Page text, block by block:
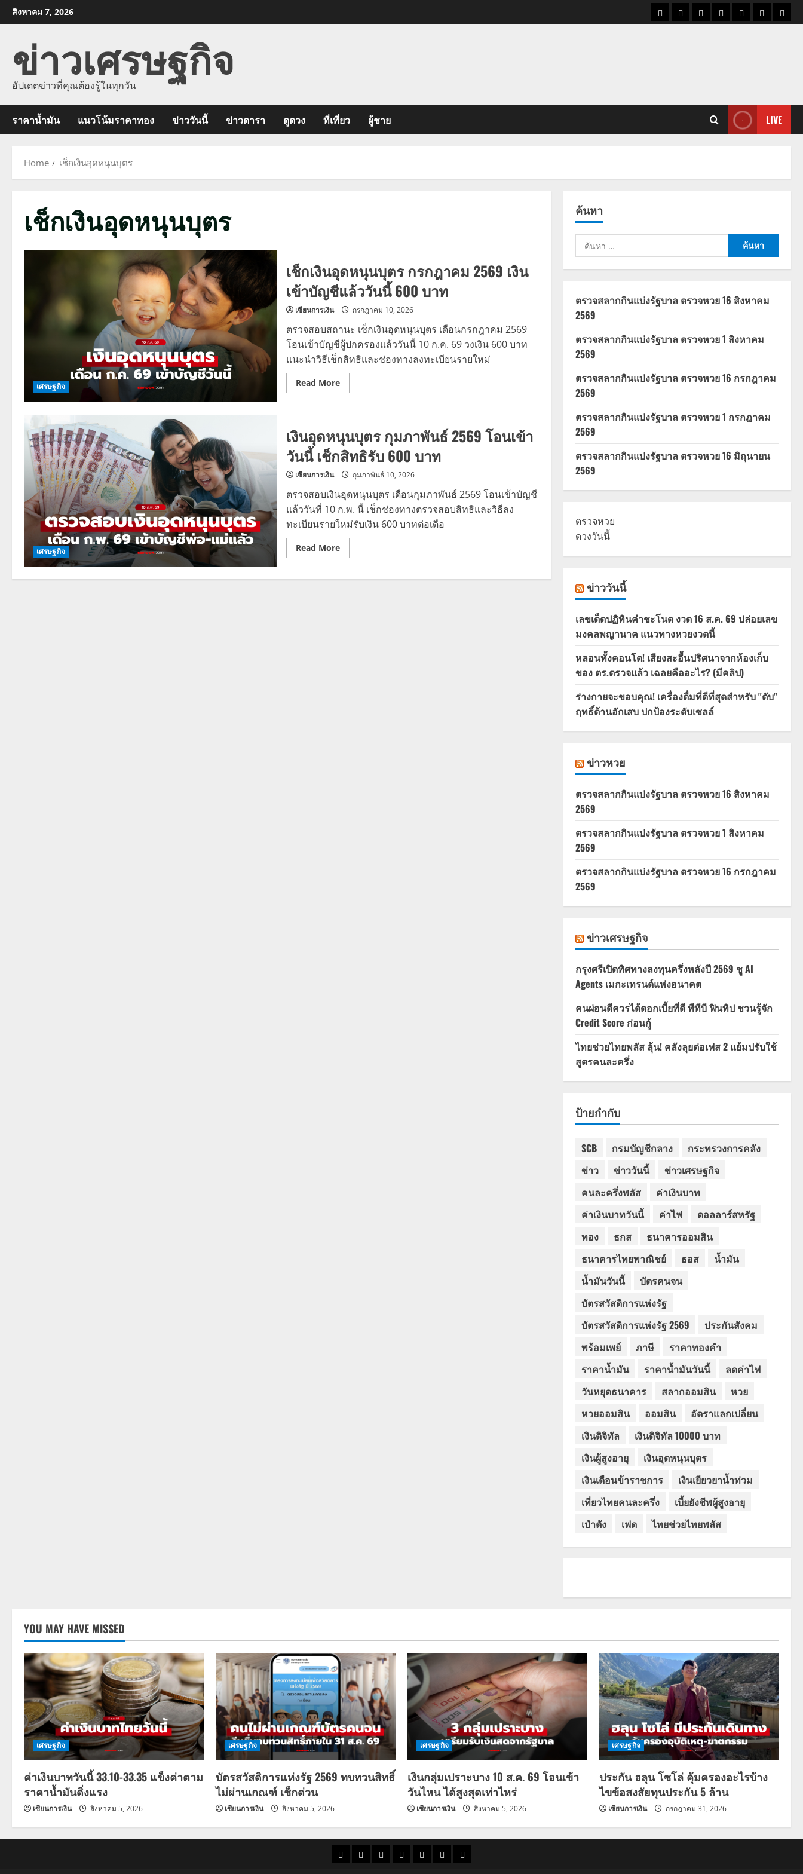
Skip
to
สิงหาคม 7, 2026
ราคาแนว
ข่าว
ข่าว
ดูด
ที่
ผู้ชา
ข่าวเศรษฐกิจ
อัปเดตข่าวที่คุณต้องรู้ในทุกวัน
ราคาน้ำมัน แนวโน้มราคาทอง ข่าววันนี้ ข่าวดารา ดูดวง ที่เที่ยว ผู้ชาย LIVE
Home เช็กเงินอุดหนุนบุตร
เช็กเงินอุดหนุนบุตร
เศรษฐกิจ
เช็กเงินอุดหนุนบุตร กรกฎาคม 2569 เงิน
เข้าบัญชีแล้ววันนี้ 600 บาท
เซียนการเงิน กรกฎาคม 10, 2026
ตรวจสอบสถานะ เช็กเงินอุดหนุนบุตร เดือนกรกฎาคม 2569
โอนเข้าบัญชีผู้ปกครองแล้ววันนี้ 10 ก.ค. 69 วงเงิน 600 บาท
แนะนำวิธีเช็กสิทธิและช่องทางลงทะเบียนรายใหม่
Read MoreRead
more
บุตร
กรกฎาคม
2569
เงิน
เข้า
บัญชี
วัน
นี้
600
บาท
เศรษฐกิจ
เงินอุดหนุนบุตร กุมภาพันธ์ 2569 โอนเข้า
วันนี้ เช็กสิทธิรับ 600 บาท
เซียนการเงิน กุมภาพันธ์ 10, 2026
ตรวจสอบเงินอุดหนุนบุตร เดือนกุมภาพันธ์ 2569 โอนเข้าบัญชี
แล้ววันที่ 10 ก.พ. นี้ เช็กช่องทางตรวจสอบสิทธิและวิธีลง
ทะเบียนรายใหม่รับเงิน 600 บาทต่อเดือ
Read MoreRead
more
อุดหนุน
ค้นหา
ค้นหา
สำหรับ:
ตรวจสลากกินแบ่งรัฐบาล ตรวจหวย 16 สิงหาคม
2569
ตรวจสลากกินแบ่งรัฐบาล ตรวจหวย 1 สิงหาคม
2569
ตรวจสลากกินแบ่งรัฐบาล ตรวจหวย 16 กรกฎาคม
2569
ตรวจสลากกินแบ่งรัฐบาล ตรวจหวย 1 กรกฎาคม
2569
ตรวจสลากกินแบ่งรัฐบาล ตรวจหวย 16 มิถุนายน
2569
ตรวจหวย
ดวงวันนี้
ข่าววันนี้
เลขเด็ดปฏิทินคำชะโนด งวด 16 ส.ค. 69 ปล่อยเลข
มงคลพญานาค แนวทางหวยงวดนี้
หลอนทั้งคอนโด! เสียงสะอื้นปริศนาจากห้องเก็บ
ของ ตร.ตรวจแล้ว เฉลยคืออะไร? (มีคลิป)
ร่างกายจะขอบคุณ! เครื่องดื่มที่ดีที่สุดสำหรับ "ตับ"
ฤทธิ์ต้านอักเสบ ปกป้องระดับเซลล์
ข่าวหวย
ตรวจสลากกินแบ่งรัฐบาล ตรวจหวย 16 สิงหาคม
2569
ตรวจสลากกินแบ่งรัฐบาล ตรวจหวย 1 สิงหาคม
2569
ตรวจสลากกินแบ่งรัฐบาล ตรวจหวย 16 กรกฎาคม
2569
ข่าวเศรษฐกิจ
กรุงศรีเปิดทิศทางลงทุนครึ่งหลังปี 2569 ชู AI
Agents เมกะเทรนด์แห่งอนาคต
คนผ่อนดีควรได้ดอกเบี้ยที่ดี ทีทีบี ฟินทิป ชวนรู้จัก
Credit Score ก่อนกู้
ไทยช่วยไทยพลัส ลุ้น! คลังลุยต่อเฟส 2 แย้มปรับใช้
สูตรคนละครึ่ง
ป้ายกำกับ
SCB กรมบัญชีกลาง
กระทรวงการคลัง
ข่าว
ข่าววันนี้
ข่าวเศรษฐกิจ
คนละครึ่งพลัส
ค่าเงินบาท
ค่าเงินบาทวันนี้
ค่าไฟ
ดอลลาร์สหรัฐ
ทอง
ธกส
ธนาคารออมสิน
ธนาคารไทยพาณิชย์
ธอส
น้ำมัน
น้ำมันวันนี้
บัตรคนจน
บัตรสวัสดิการแห่งรัฐ
บัตรสวัสดิการแห่งรัฐ 2569
ประกันสังคม
พร้อมเพย์
ภาษี
ราคาทองคำ
ราคาน้ำมัน
ราคาน้ำมันวันนี้
ลดค่าไฟ
วันหยุดธนาคาร
สลากออมสิน
หวย
หวยออมสิน
ออมสิน
อัตราแลกเปลี่ยน
เงินดิจิทัล
เงินดิจิทัล 10000 บาท
เงินผู้สูงอายุ
เงินอุดหนุนบุตร
เงินเดือนข้าราชการ
เงินเยียวยาน้ำท่วม
เที่ยวไทยคนละครึ่ง
เบี้ยยังชีพผู้สูงอายุ
เป๋าตัง
เฟด ไทยช่วยไทยพลัส
YOU MAY HAVE MISSED
เศรษฐกิจ
ค่าเงินบาทวันนี้ 33.10-33.35 แข็งค่าตาม
ราคาน้ำมันดิ่งแรง
เซียนการเงิน สิงหาคม 5, 2026
เศรษฐกิจ
บัตรสวัสดิการแห่งรัฐ 2569 ทบทวนสิทธิ์
ไม่ผ่านเกณฑ์ เช็กด่วน
เซียนการเงิน สิงหาคม 5, 2026
เศรษฐกิจ
เงินกลุ่มเปราะบาง 10 ส.ค. 69 โอนเข้า
วันไหน ได้สูงสุดเท่าไหร่
เซียนการเงิน สิงหาคม 5, 2026
เศรษฐกิจ
ประกัน ฮลุน โซโล่ คุ้มครองอะไรบ้าง
ไขข้อสงสัยทุนประกัน 5 ล้าน
เซียนการเงิน กรกฎาคม 31, 2026
ราคาแนว
ข่าว
ข่าว
ดูด
ที่
ผู้ชาย